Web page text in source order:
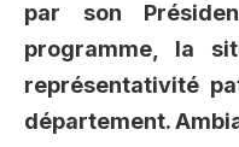
par son
programme, la
représentativité
département.